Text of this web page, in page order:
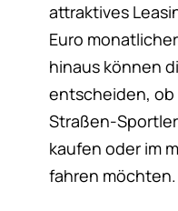
attraktives
Euro
hinaus können
entscheiden,
Straßen-
kaufen oder im
fahren möchten.